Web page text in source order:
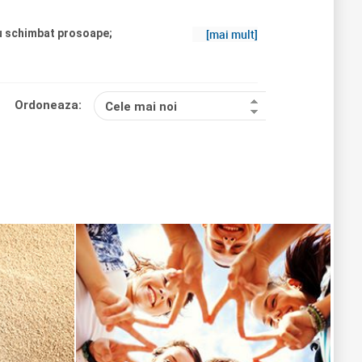
schimbat prosoape;
cafea rasnita;
unde sa mananci (desi toata ziua nu
[mai mult]
Ordoneaza: Cele mai noi